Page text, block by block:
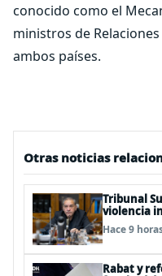
conocido como el
ministros de
ambos países.
Otras noticias
Tribunal
violencia
senador
Hace 9
Rabat y